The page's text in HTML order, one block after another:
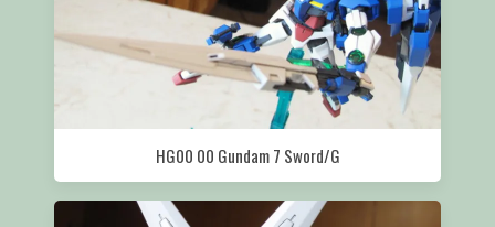
HG00 00 Gundam 7 Sword/G